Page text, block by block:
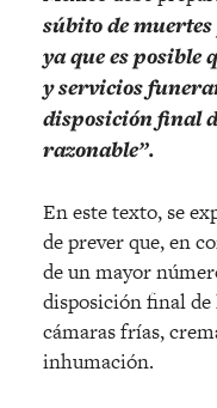
súbito de
ya que es posible
y servicios
disposición final
razonable”.
En este texto, se
de prever que, en
de un mayor
disposición final de
cámaras frías,
inhumación.